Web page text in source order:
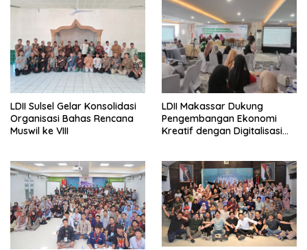
LDII Sulsel Gelar Konsolidasi
Organisasi Bahas Rencana
Muswil ke VIII
LDII Makassar Dukung
Pengembangan Ekonomi
Kreatif dengan Digitalisasi